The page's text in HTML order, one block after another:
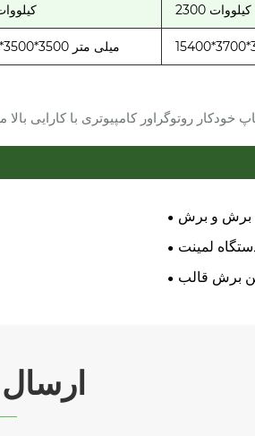
2100 2300 کیلووات
15400*3500*3500 میلی متر
روتوگراور کامپیوتری با کارایی بالا
برش و برش
لمینت
برش قالب
ارسال